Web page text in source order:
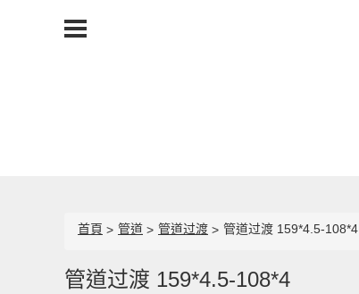
首頁 管道 管道过渡 管道过渡 159*4.5-108*4
管道过渡 159*4.5-108*4